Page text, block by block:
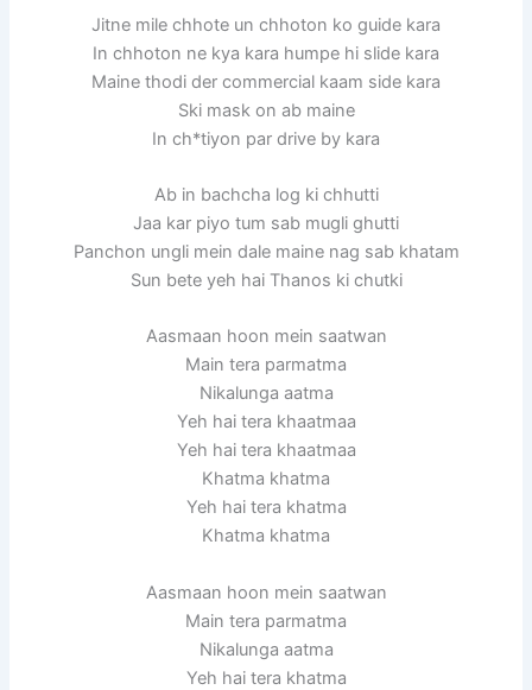
Jitne mile chhote un chhoton ko guide kara
In chhoton ne kya kara humpe hi slide kara
Maine thodi der commercial kaam side kara
Ski mask on ab maine
In ch*tiyon par drive by kara
Ab in bachcha log ki chhutti
Jaa kar piyo tum sab mugli ghutti
Panchon ungli mein dale maine nag sab khatam
Sun bete yeh hai Thanos ki chutki
Aasmaan hoon mein saatwan
Main tera parmatma
Nikalunga aatma
Yeh hai tera khaatmaa
Yeh hai tera khaatmaa
Khatma khatma
Yeh hai tera khatma
Khatma khatma
Aasmaan hoon mein saatwan
Main tera parmatma
Nikalunga aatma
Yeh hai tera khatma